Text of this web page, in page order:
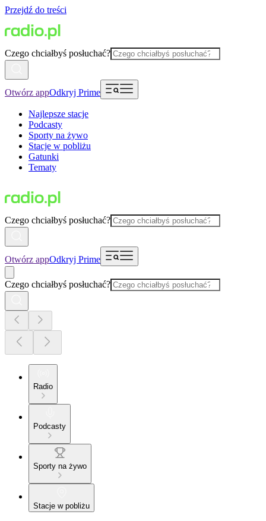
Przejdź do treści
Czego chciałbyś posłuchać?
Otwórz appOdkryj Prime
Najlepsze stacje
Podcasty
Sporty na żywo
Stacje w pobliżu
Gatunki
Tematy
Czego chciałbyś posłuchać?
Otwórz appOdkryj Prime
Czego chciałbyś posłuchać?
Radio
Podcasty
Sporty na żywo
Stacje w pobliżu